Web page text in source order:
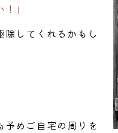
」
してくれるかもし
予めご自宅の周りを